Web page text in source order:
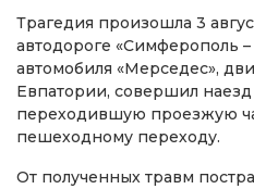
Трагедия произошла 3
автодороге «Симферополь
автомобиля «Мерседес»,
Евпатории, совершил
переходившую проезжую
пешеходному переходу.
От полученных травм